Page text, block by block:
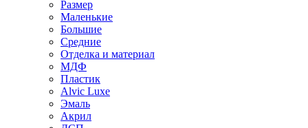
Размер
Маленькие
Большие
Средние
Отделка и материал
МДФ
Пластик
Alvic Luxe
Эмаль
Акрил